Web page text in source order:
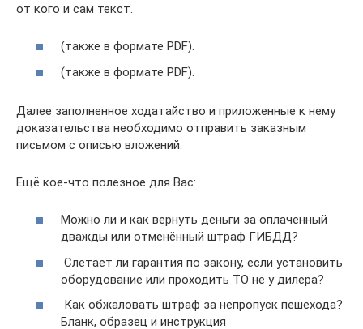
от кого и сам текст.
(также в формате PDF).
(также в формате PDF).
Далее заполненное ходатайство и приложенные к нему
доказательства необходимо отправить заказным
письмом с описью вложений.
Ещё кое-что полезное для Вас:
Можно ли и как вернуть деньги за оплаченный
дважды или отменённый штраф ГИБДД?
Слетает ли гарантия по закону, если установить
оборудование или проходить ТО не у дилера?
Как обжаловать штраф за непропуск пешехода?
Бланк, образец и инструкция